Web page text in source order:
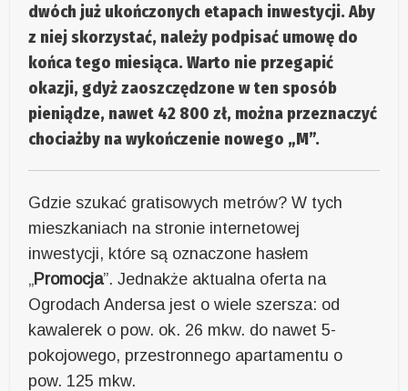
dwóch już ukończonych etapach inwestycji. Aby
z niej skorzystać, należy podpisać umowę do
końca tego miesiąca. Warto nie przegapić
okazji, gdyż zaoszczędzone w ten sposób
pieniądze, nawet 42 800 zł, można przeznaczyć
chociażby na wykończenie nowego „M”.
Gdzie szukać gratisowych metrów? W tych
mieszkaniach na stronie internetowej
inwestycji, które są oznaczone hasłem
„Promocja”. Jednakże aktualna oferta na
Ogrodach Andersa jest o wiele szersza: od
kawalerek o pow. ok. 26 mkw. do nawet 5-
pokojowego, przestronnego apartamentu o
pow. 125 mkw.